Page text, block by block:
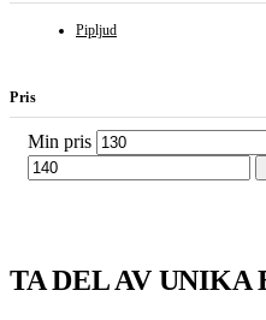
Pipljud
Pris
Min pris
TA DEL AV UNIKA